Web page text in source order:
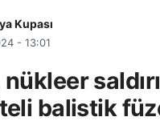
Kupası
- 13:01
saldırı
balistik